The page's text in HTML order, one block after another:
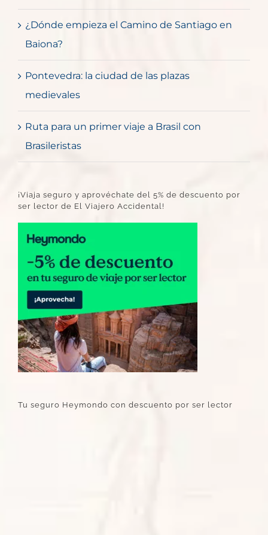
¿Dónde empieza el Camino de Santiago en
Baiona?
Pontevedra: la ciudad de las plazas
medievales
Ruta para un primer viaje a Brasil con
Brasileristas
¡Viaja seguro y aprovéchate del 5% de descuento por
ser lector de El Viajero Accidental!
Tu seguro Heymondo con descuento por ser lector